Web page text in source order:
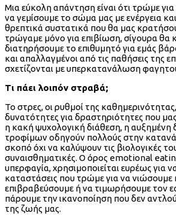
Μια εύκολη απάντηση είναι ότι τρώμε
να γεμίσουμε το σώμα μας με ενέργεια
θρεπτικά συστατικά που θα μας
τρώγαμε μόνο για επιβίωση, σίγουρα θα
διατηρήσουμε το επιθυμητό για εμάς
και απαλλαγμένοι από τις παθήσεις της
σχετίζονται με υπερκατανάλωση
Τι πάει λοιπόν στραβά;
Το στρες, οι ρυθμοί της καθημερινότητας,
δυνατότητες για δραστηριότητες που
η κακή ψυχολογική διάθεση, η αυξημένη
τροφίμων οδηγούν πολλούς στην
σκοπό όχι να καλύψουν τις βιολογικές
συναισθηματικές. Ο όρος emotional
υπερφαγία, χρησιμοποιείται ευρέως για
καταστάσεις που τρώμε για να νιώσουμε
επιβραβεύσουμε ή να τιμωρήσουμε τον
πάρουμε την ικανοποίηση που δεν
της ζωής μας.